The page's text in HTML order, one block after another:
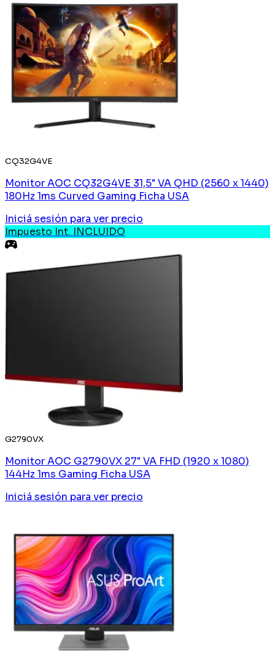
CQ32G4VE
Monitor AOC CQ32G4VE 31,5" VA QHD (2560 x 1440)
180Hz 1ms Curved Gaming Ficha USA
Iniciá sesión para ver precio
Impuesto Int. INCLUIDO
G2790VX
Monitor AOC G2790VX 27" VA FHD (1920 x 1080)
144Hz 1ms Gaming Ficha USA
Iniciá sesión para ver precio